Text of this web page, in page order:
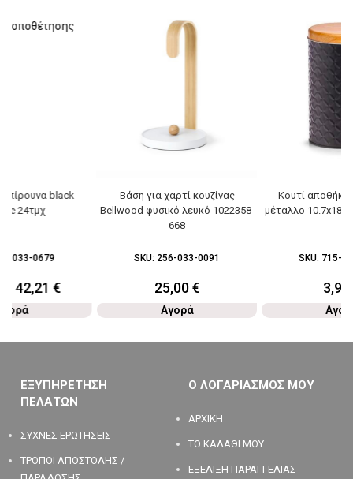
black
24τμχ
033-0679
42,21€
Βάση για χαρτί κουζίνας
Bellwood φυσικό λευκό 1022358-
668
SKU: 256-033-0091
25,00€
Αγορά
Κουτί
μέταλλο
SKU: 715-
3,90
ΕΞΥΠΗΡΕΤΗΣΗ
ΠΕΛΑΤΩΝ
ΣΥΧΝΕΣ ΕΡΩΤΗΣΕΙΣ
ΤΡΟΠΟΙ ΑΠΟΣΤΟΛΗΣ /
Ο ΛΟΓΑΡΙΑΣΜΟΣ ΜΟΥ
ΑΡΧΙΚΗ
ΤΟ ΚΑΛΑΘΙ ΜΟΥ
ΕΞΕΛΙΞΗ ΠΑΡΑΓΓΕΛΙΑΣ